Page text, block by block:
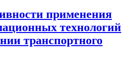
применения
технологий
транспортного